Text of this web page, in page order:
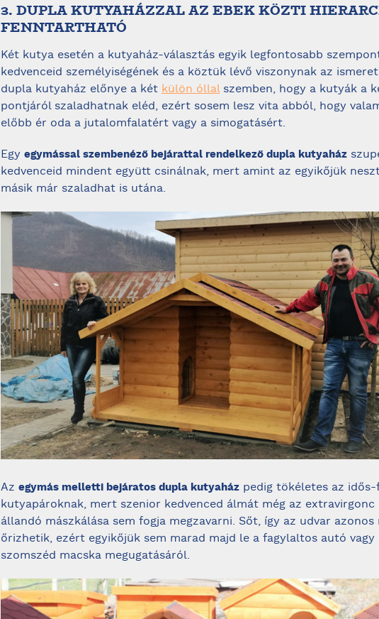
3. DUPLA KUTYAHÁZZAL AZ EBEK KÖZTI
FENNTARTHATÓ
Két kutya esetén a kutyaház-választás egyik legfontosabb
kedvenceid személyiségének és a köztük lévő viszonynak az
dupla kutyaház előnye a két külön óllalszemben, hogy a kutyák a
pontjáról szaladhatnak eléd, ezért sosem lesz vita abból, hogy
előbb ér oda a jutalomfalatért vagy a simogatásért.
Egy egymással szembenéző bejárattal rendelkező dupla kutyaház
kedvenceid mindent együtt csinálnak, mert amint az egyikőjük
másik már szaladhat is utána.
Az egymás melletti bejáratos dupla kutyaház pedig tökéletes az
kutyapároknak, mert szenior kedvenced álmát még az
állandó mászkálása sem fogja megzavarni. Sőt, így az udvar azonos
őrizhetik, ezért egyikőjük sem marad majd le a fagylaltos autó vagy
szomszéd macska megugatásáról.